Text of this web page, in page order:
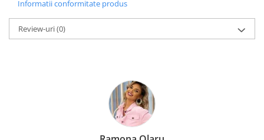
Informatii conformitate produs
Review-uri(0)